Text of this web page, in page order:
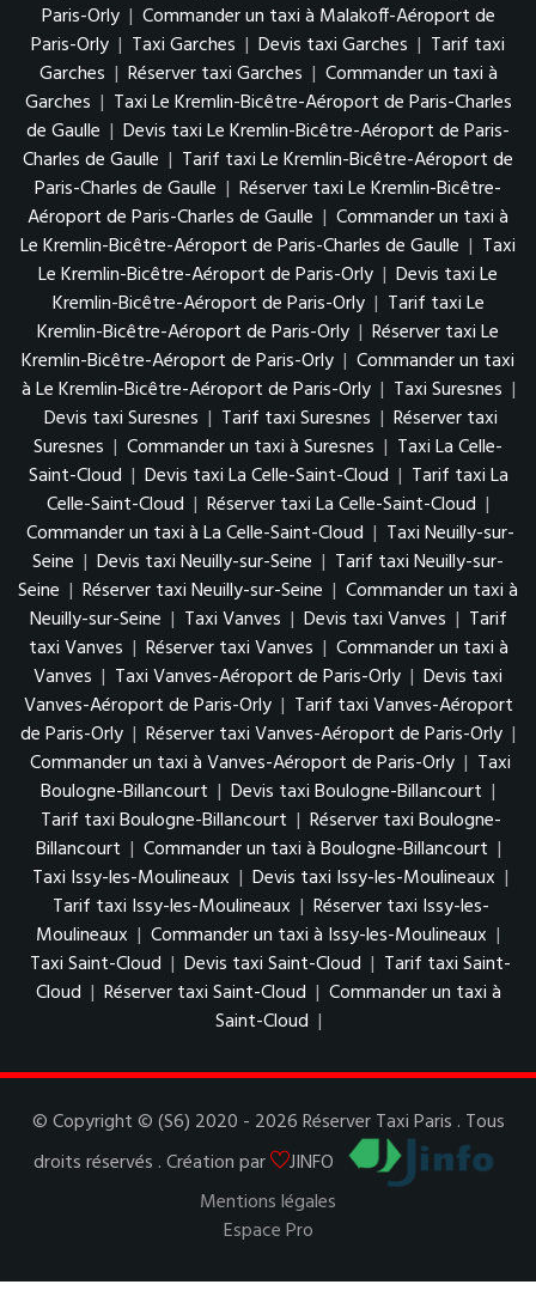
Paris-Orly | Commander un taxi à Malakoff-Aéroport de
Paris-Orly | Taxi Garches | Devis taxi Garches | Tarif taxi
Garches | Réserver taxi Garches | Commander un taxi à
Garches | Taxi Le Kremlin-Bicêtre-Aéroport de Paris-Charles
de Gaulle | Devis taxi Le Kremlin-Bicêtre-Aéroport de Paris-
Charles de Gaulle | Tarif taxi Le Kremlin-Bicêtre-Aéroport de
Paris-Charles de Gaulle | Réserver taxi Le Kremlin-Bicêtre-
Aéroport de Paris-Charles de Gaulle | Commander un taxi à
Le Kremlin-Bicêtre-Aéroport de Paris-Charles de Gaulle | Taxi
Le Kremlin-Bicêtre-Aéroport de Paris-Orly | Devis taxi Le
Kremlin-Bicêtre-Aéroport de Paris-Orly | Tarif taxi Le
Kremlin-Bicêtre-Aéroport de Paris-Orly | Réserver taxi Le
Kremlin-Bicêtre-Aéroport de Paris-Orly | Commander un taxi
à Le Kremlin-Bicêtre-Aéroport de Paris-Orly | Taxi Suresnes |
Devis taxi Suresnes | Tarif taxi Suresnes | Réserver taxi
Suresnes | Commander un taxi à Suresnes | Taxi La Celle-
Saint-Cloud | Devis taxi La Celle-Saint-Cloud | Tarif taxi La
Celle-Saint-Cloud | Réserver taxi La Celle-Saint-Cloud |
Commander un taxi à La Celle-Saint-Cloud | Taxi Neuilly-sur-
Seine | Devis taxi Neuilly-sur-Seine | Tarif taxi Neuilly-sur-
Seine | Réserver taxi Neuilly-sur-Seine | Commander un taxi à
Neuilly-sur-Seine | Taxi Vanves | Devis taxi Vanves | Tarif
taxi Vanves | Réserver taxi Vanves | Commander un taxi à
Vanves | Taxi Vanves-Aéroport de Paris-Orly | Devis taxi
Vanves-Aéroport de Paris-Orly | Tarif taxi Vanves-Aéroport
de Paris-Orly | Réserver taxi Vanves-Aéroport de Paris-Orly |
Commander un taxi à Vanves-Aéroport de Paris-Orly | Taxi
Boulogne-Billancourt | Devis taxi Boulogne-Billancourt |
Tarif taxi Boulogne-Billancourt | Réserver taxi Boulogne-
Billancourt | Commander un taxi à Boulogne-Billancourt |
Taxi Issy-les-Moulineaux | Devis taxi Issy-les-Moulineaux |
Tarif taxi Issy-les-Moulineaux | Réserver taxi Issy-les-
Moulineaux | Commander un taxi à Issy-les-Moulineaux |
Taxi Saint-Cloud | Devis taxi Saint-Cloud | Tarif taxi Saint-
Cloud | Réserver taxi Saint-Cloud | Commander un taxi à
Saint-Cloud |
© Copyright © (S6) 2020 - 2026 Réserver Taxi Paris . Tous
droits réservés . Création par
JINFO
Mentions légales
Espace Pro